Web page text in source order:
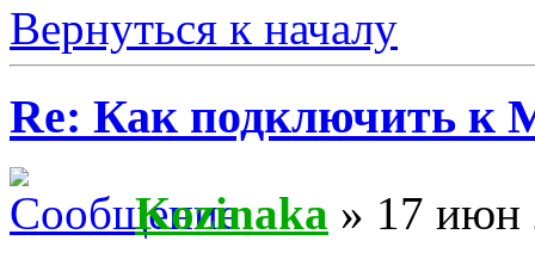
Вернуться к началу
Re: Как подключить к
Kozinaka » 17 июн